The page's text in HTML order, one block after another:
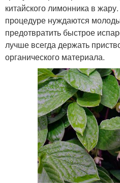
китайского лимонника в
процедуре нуждаются
предотвратить быстрое
лучше всегда держать
органического материала.